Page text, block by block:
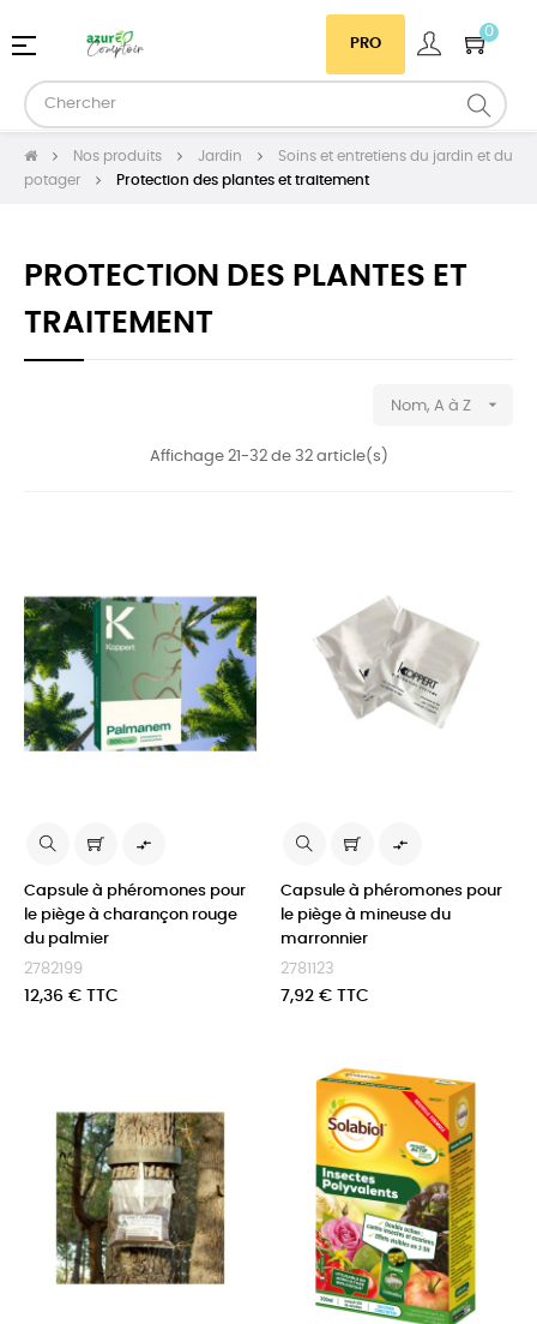
PRO
0
Basculer
navigation
☰
Nos produits Jardin
Soins et entretiens du jardin et du
potager
Protection des plantes et traitement
PROTECTION DES PLANTES ET
TRAITEMENT
Nom, A à Z 
Affichage 21-32 de 32 article(s)

Capsule à phéromones pour
le piège à charançon rouge
du palmier
2782199
Prix
12,36 € TTC

Capsule à phéromones pour
le piège à mineuse du
marronnier
2781123
Prix
7,92 € TTC